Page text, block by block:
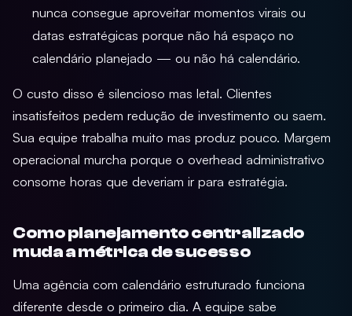
nunca consegue aproveitar momentos virais ou
datas estratégicas porque não há espaço no
calendário planejado — ou não há calendário.
O custo disso é silencioso mas letal. Clientes
insatisfeitos pedem redução de investimento ou saem.
Sua equipe trabalha muito mas produz pouco. Margem
operacional murcha porque o overhead administrativo
consome horas que deveriam ir para estratégia.
Como planejamento centralizado
muda a métrica de sucesso
Uma agência com calendário estruturado funciona
diferente desde o primeiro dia. A equipe sabe